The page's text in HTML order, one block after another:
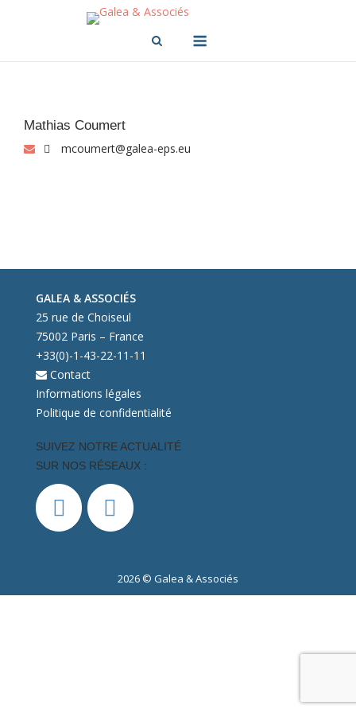
Mathias Coumert
mcoumert@galea-eps.eu
GALEA & ASSOCIÉS
25 rue de Choiseul
75002 Paris – France
+33(0)-1-43-22-11-11
Contact
Informations légales
Politique de confidentialité
SUIVEZ NOTRE ACTUALITÉ
SUR NOS RÉSEAUX :
2026 © Galea & Associés